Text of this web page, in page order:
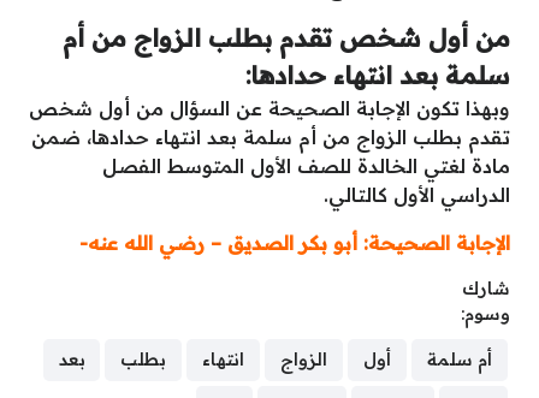
من أول شخص تقدم بطلب الزواج من أم
سلمة بعد انتهاء حدادها:
وبهذا تكون الإجابة الصحيحة عن السؤال من أول شخص
تقدم بطلب الزواج من أم سلمة بعد انتهاء حدادها، ضمن
مادة لغتي الخالدة للصف الأول المتوسط الفصل
الدراسي الأول كالتالي.
الإجابة الصحيحة: أبو بكر الصديق – رضي الله عنه-
شارك
وسوم:
أم سلمة أول الزواج انتهاء بطلب بعد